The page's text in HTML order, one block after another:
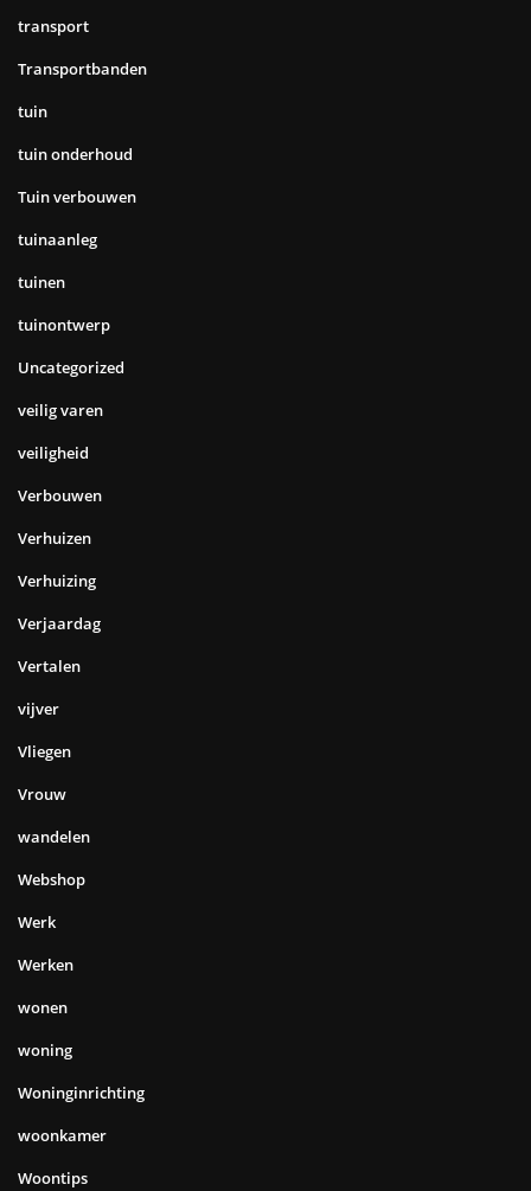
transport
Transportbanden
tuin
tuin onderhoud
Tuin verbouwen
tuinaanleg
tuinen
tuinontwerp
Uncategorized
veilig varen
veiligheid
Verbouwen
Verhuizen
Verhuizing
Verjaardag
Vertalen
vijver
Vliegen
Vrouw
wandelen
Webshop
Werk
Werken
wonen
woning
Woninginrichting
woonkamer
Woontips